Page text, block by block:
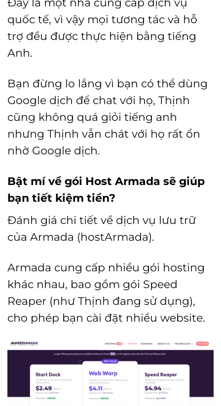
quốc tế, vì vậy mọi tương tác và hỗ
trợ đều được thực hiện bằng tiếng
Anh.
Bạn đừng lo lắng vì bạn có thể dùng
Google dịch để chat với họ, Thịnh
cũng không quá giỏi tiếng anh
nhưng Thịnh vẫn chát với họ rất ổn
nhờ Google dịch.
Bật mí về gói Host Armada sẽ giúp
bạn tiết kiệm tiền?
Đánh giá chi tiết về dịch vụ lưu trữ
của Armada (hostArmada).
Armada cung cấp nhiều gói hosting
khác nhau, bao gồm gói Speed
Reaper (như Thịnh đang sử dụng),
cho phép bạn cài đặt nhiều website.